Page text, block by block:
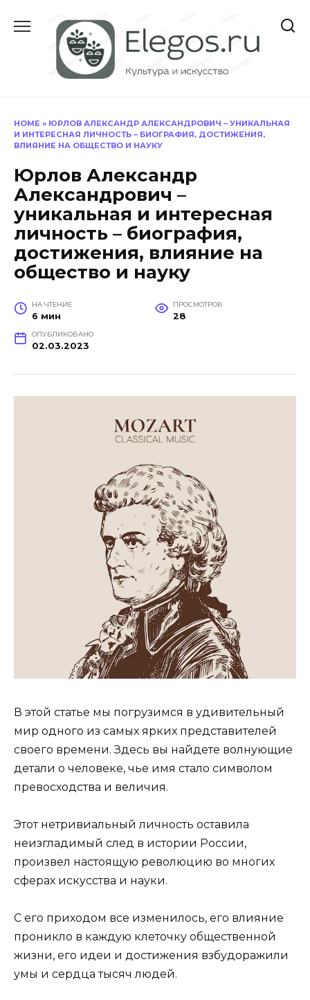
содержанию
HOME » ЮРЛОВ АЛЕКСАНДР АЛЕКСАНДРОВИЧ – УНИКАЛЬНАЯ
И ИНТЕРЕСНАЯ ЛИЧНОСТЬ – БИОГРАФИЯ, ДОСТИЖЕНИЯ,
ВЛИЯНИЕ НА ОБЩЕСТВО И НАУКУ
Юрлов Александр
Александрович –
уникальная и интересная
личность – биография,
достижения, влияние на
общество и науку
НА ЧТЕНИЕ
6 мин
ПРОСМОТРОВ
28
ОПУБЛИКОВАНО
02.03.2023
В этой статье мы погрузимся в удивительный
мир одного из самых ярких представителей
своего времени. Здесь вы найдете волнующие
детали о человеке, чье имя стало символом
превосходства и величия.
Этот нетривиальный личность оставила
неизгладимый след в истории России,
произвел настоящую революцию во многих
сферах искусства и науки.
С его приходом все изменилось, его влияние
проникло в каждую клеточку общественной
жизни, его идеи и достижения взбудоражили
умы и сердца тысяч людей.